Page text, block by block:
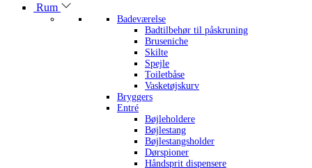
Rum
Badeværelse
Badtilbehør til påskruning
Bruseniche
Skilte
Spejle
Toiletbåse
Vasketøjskurv
Bryggers
Entré
Bøjleholdere
Bøjlestang
Bøjlestangsholder
Dørspioner
Håndsprit dispensere